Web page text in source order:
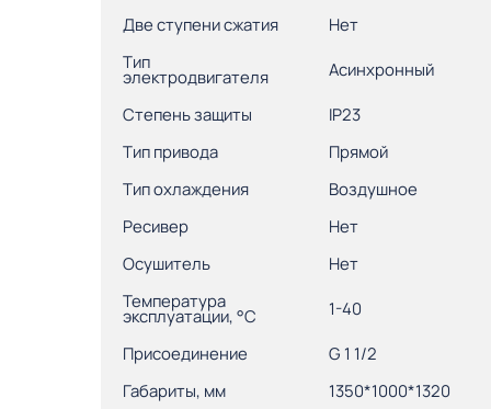
Две ступени сжатия
Нет
Тип
электродвигателя Асинхронный
Степень защиты
IP23
Тип привода
Прямой
Тип охлаждения
Воздушное
Ресивер
Нет
Осушитель
Нет
Температура
эксплуатации, °С 1-40
Присоединение
G 1 1/2
Габариты, мм
1350*1000*1320